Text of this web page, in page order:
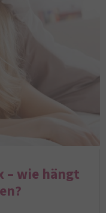
– wie hängt